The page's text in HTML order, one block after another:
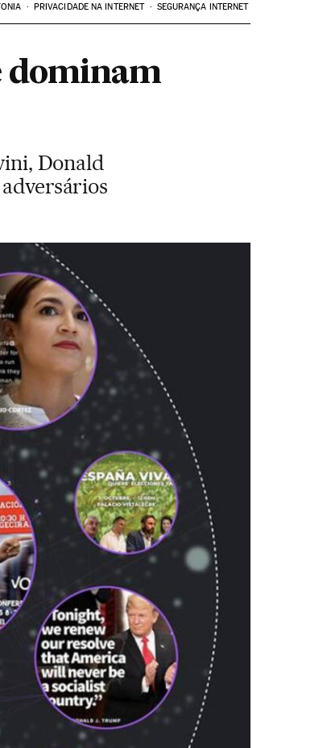
PRIVACIDADE NA INTERNET SEGURANÇA INTERNET
dominam
Donald